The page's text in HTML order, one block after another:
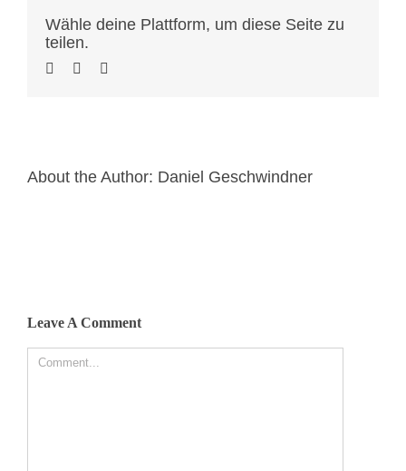
Wähle deine Plattform, um diese Seite zu
teilen.
About the Author: Daniel Geschwindner
Leave A Comment